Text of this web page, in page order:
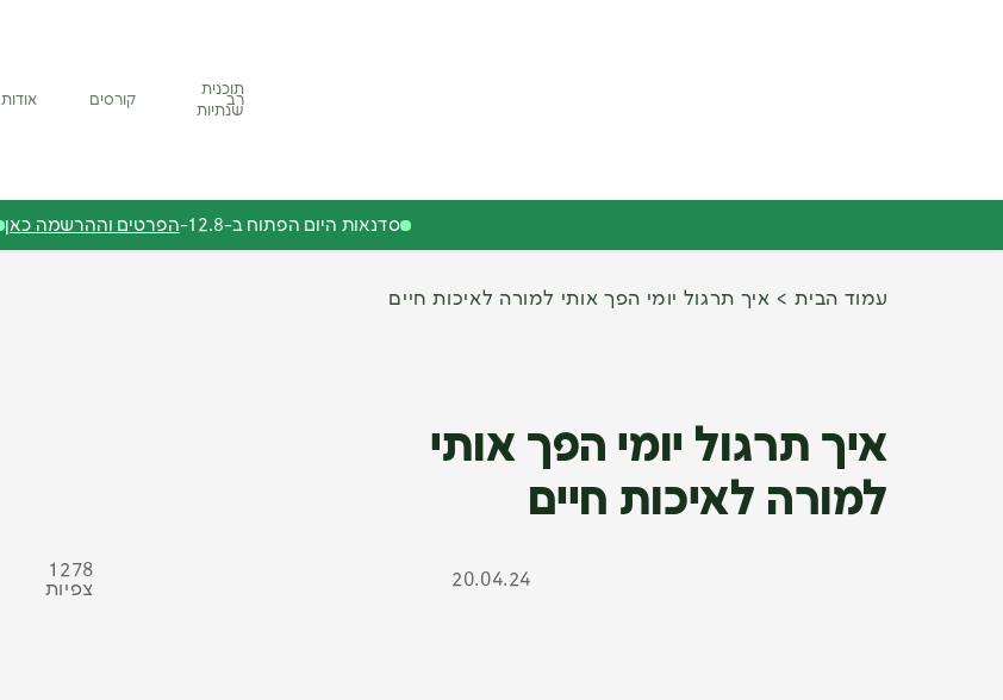
תוכנית
רב
שנתיות
קורסים אודות
סדנאות היום הפתוח ב-12.8- הפרטים וההרשמה כאן
עמוד הבית איך תרגול יומי הפך אותי למורה לאיכות חיים
איך תרגול יומי הפך אותי
למורה לאיכות חיים
20.04.24
1278
צפיות